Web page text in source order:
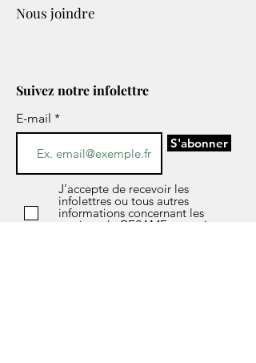
Nous joindre
Suivez notre infolettre
E-mail
S'abonner
J’accepte de recevoir les
infolettres ou tous autres
informations concernant les
services de CESAME par voie